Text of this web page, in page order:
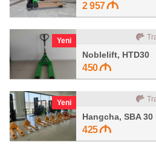
2 957
Yeni
Noblelift, HTD30
450
Yeni
Hangcha, SBA 30
425